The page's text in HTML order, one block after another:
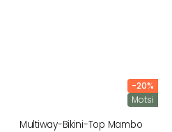
-20%
Motsi
Multiway-Bikini-Top Mambo